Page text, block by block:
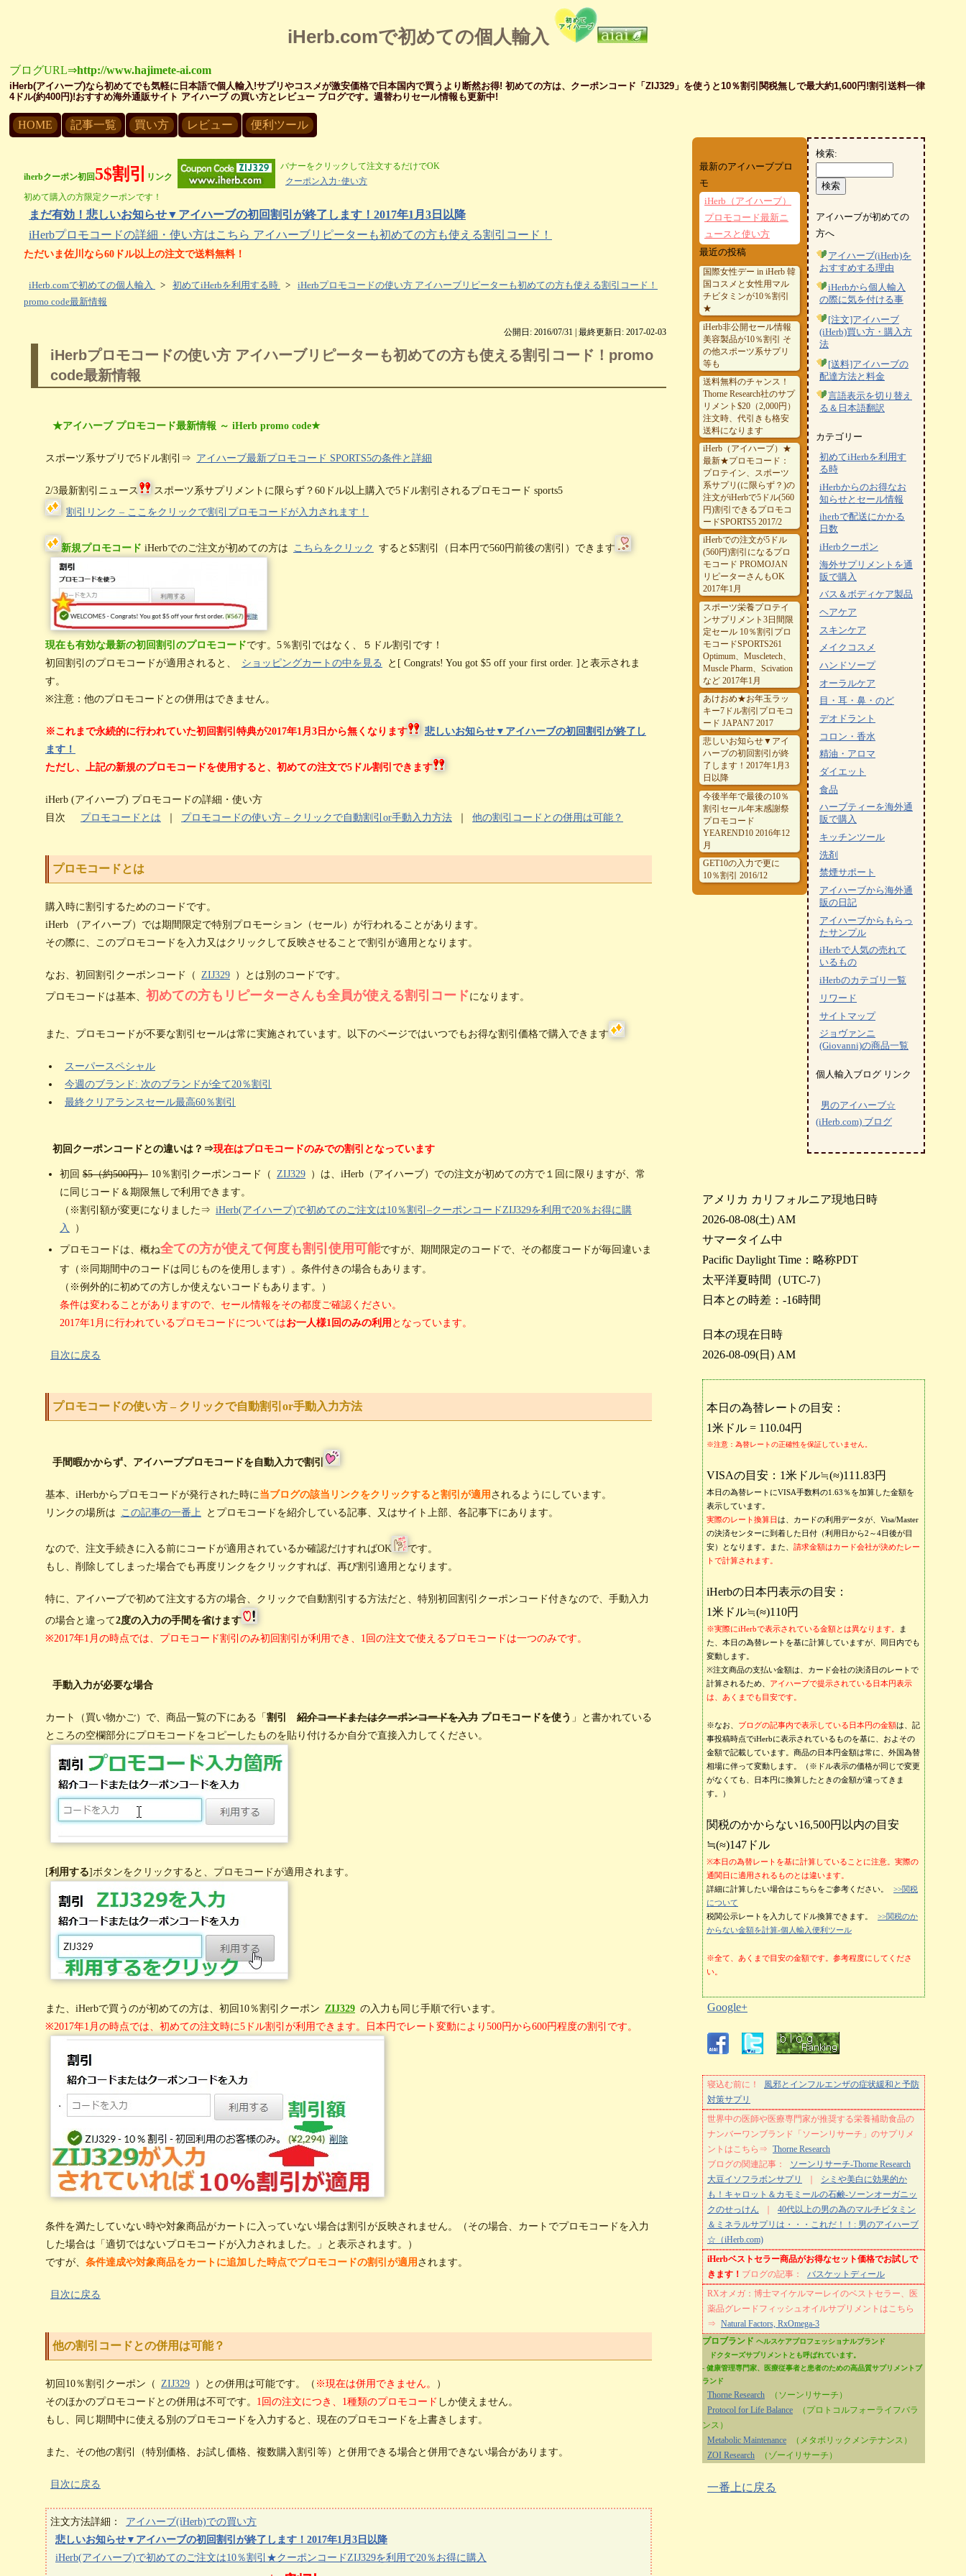
iHerb.comで初めての個人輸入
ブログURL⇒http://www.hajimete-ai.com
iHerb(アイハーブ)なら初めてでも気軽に日本語で個人輸入!サプリやコスメが激安価格で日本国内で買うより断然お得! 初めての方は、クーポンコード「ZIJ329」を使うと10％割引関税無しで最大約1,600円!割引送料一律
4ドル(約400円)!おすすめ海外通販サイト アイハーブ の買い方とレビュー ブログです。週替わりセール情報も更新中!
HOME 記事一覧 買い方 レビュー 便利ツール
iherbクーポン初回 5$割引
リンク
初めて購入の方限定クーポンです！
バナーをクリックして注文するだけでOK
クーポン入力･使い方
まだ有効！悲しいお知らせ▼アイハーブの初回割引が終了します！2017年1月3日以降
iHerbプロモコードの詳細・使い方はこちら アイハーブリピーターも初めての方も使える割引コード！
ただいま佐川なら60ドル以上の注文で送料無料！
iHerb.comで初めての個人輸入 > 初めてiHerbを利用する時 >
iHerbプロモコードの使い方 アイハーブリピーターも初めての方も使える割引コード！
promo code最新情報
公開日: 2016/07/31 | 最終更新日: 2017-02-03
iHerbプロモコードの使い方 アイハーブリピーターも初めての方も使える割引コード！promo
code最新情報
★アイハーブ プロモコード最新情報 ～ iHerb promo code★
スポーツ系サプリで5ドル割引⇒ アイハーブ最新プロモコード SPORTS5の条件と詳細
2/3最新割引ニュース
スポーツ系サプリメントに限らず？60ドル以上購入で5ドル割引されるプロモコード sports5
割引リンク – ここをクリックで割引プロモコードが入力されます！
新規プロモコード iHerbでのご注文が初めての方は こちらをクリック すると$5割引（日本円で560円前後の割引）できます
現在も有効な最新の初回割引のプロモコードです。5％割引ではなく、５ドル割引です！
初回割引のプロモコードが適用されると、
ショッピングカートの中を見る
と[ Congrats! You got $5 off your first order. ]と表示されま
す。
※注意：他のプロモコードとの併用はできません。
※これまで永続的に行われていた初回割引特典が2017年1月3日から無くなります
悲しいお知らせ▼アイハーブの初回割引が終了し
ます！
ただし、上記の新規のプロモコードを使用すると、初めての注文で5ドル割引できます
iHerb (アイハーブ) プロモコードの詳細・使い方
目次
プロモコードとは プロモコードの使い方 – クリックで自動割引or手動入力方法 他の割引コードとの併用は可能？
プロモコードとは
購入時に割引するためのコードです。
iHerb （アイハーブ）では期間限定で特別プロモーション（セール）が行われることがあります。
その際に、このプロモコードを入力又はクリックして反映させることで割引が適用となります。
なお、初回割引クーポンコード（ ZIJ329 ）とは別のコードです。
プロモコードは基本、 初めての方もリピーターさんも全員が使える割引コードになります。
また、プロモコードが不要な割引セールは常に実施されています。以下のページではいつでもお得な割引価格で購入できます
スーパースペシャル
今週のブランド: 次のブランドが全て20％割引
最終クリアランスセール最高60％割引
初回クーポンコードとの違いは？⇒現在はプロモコードのみでの割引となっています
初回 $5（約500円） 10％割引クーポンコード（ ZIJ329 ）は、iHerb（アイハーブ）での注文が初めての方で１回に限りますが、常
に同じコード＆期限無しで利用できます。
（※割引額が変更になりました⇒ iHerb(アイハーブ)で初めてのご注文は10％割引–クーポンコードZIJ329を利用で20％お得に購
入
）
プロモコードは、概ね全ての方が使えて何度も割引使用可能ですが、期間限定のコードで、その都度コードが毎回違いま
す（※同期間中のコードは同じものを使用します）。条件付きの場合もあります。
（※例外的に初めての方しか使えないコードもあります。）
条件は変わることがありますので、セール情報をその都度ご確認ください。
2017年1月に行われているプロモコードについてはお一人様1回のみの利用 となっています。
目次に戻る
プロモコードの使い方 – クリックで自動割引or手動入力方法
手間暇かからず、アイハーブプロモコードを自動入力で割引
基本、iHerbからプロモコードが発行された時に当ブログの該当リンクをクリックすると割引が適用 されるようにしています。
リンクの場所は この記事の一番上 とプロモコードを紹介している記事、又はサイト上部、各記事下にあります。
なので、注文手続きに入る前にコードが適用されているか確認だけすればOK
です。
もし、削除してしまった場合でも再度リンクをクリックすれば、再び割引適用となります。
特に、アイハーブで初めて注文する方の場合、クリックで自動割引する方法だと、特別初回割引クーポンコード付きなので、手動入力
の場合と違って2度の入力の手間を省けます
※2017年1月の時点では、プロモコード割引のみ初回割引が利用でき、1回の注文で使えるプロモコードは一つのみです。
手動入力が必要な場合
カート（買い物かご）で、商品一覧の下にある「 割引 紹介コードまたはクーポンコードを入力 プロモコードを使う 」と書かれている
ところの空欄部分にプロモコードをコピーしたものを貼り付けるか自分で直接入力してください。
[利用する]ボタンをクリックすると、プロモコードが適用されます。
また、iHerbで買うのが初めての方は、初回10％割引クーポン ZIJ329 の入力も同じ手順で行います。
※2017年1月の時点では、初めての注文時に5ドル割引が利用できます。日本円でレート変動により500円から600円程度の割引です。
条件を満たしていない時や対象商品がカートに入っていない場合は割引が反映されません。（その場合、カートでプロモコードを入力
した場合は「適切ではないプロモコードが入力されました。」と表示されます。）
ですが、 条件達成や対象商品をカートに追加した時点でプロモコードの割引が適用 されます。
目次に戻る
他の割引コードとの併用は可能？
初回10％割引クーポン（ ZIJ329 ）との併用は可能です。（ ※現在は併用できません。
）
そのほかのプロモコードとの併用は不可です。 1回の注文につき、1種類のプロモコード しか使えません。
もし、同じ期間中に使える別のプロモコードを入力すると、現在のプロモコードを上書きします。
また、その他の割引（特別価格、お試し価格、複数購入割引等）と併用できる場合と併用できない場合があります。
目次に戻る
注文方法詳細：
アイハーブ(iHerb)での買い方
悲しいお知らせ▼アイハーブの初回割引が終了します！2017年1月3日以降
iHerb(アイハーブ)で初めてのご注文は10％割引★クーポンコードZIJ329を利用で20％お得に購入
検索:
アイハーブが初めての
方へ
アイハーブ(iHerb)を
おすすめする理由
iHerbから個人輸入
の際に気を付ける事
[注文]アイハーブ
(iHerb)買い方・購入方
法
[送料]アイハーブの
配達方法と料金
言語表示を切り替え
る＆日本語翻訳
カテゴリー
初めてiHerbを利用す
る時
iHerbからのお得なお
知らせとセール情報
iherbで配送にかかる
日数
iHerbクーポン
海外サプリメントを通
販で購入
バス＆ボディケア製品
ヘアケア
スキンケア
メイクコスメ
ハンドソープ
オーラルケア
目・耳・鼻・のど
デオドラント
コロン・香水
精油・アロマ
ダイエット
食品
ハーブティーを海外通
販で購入
キッチンツール
洗剤
禁煙サポート
アイハーブから海外通
販の日記
アイハーブからもらっ
たサンプル
iHerbで人気の売れて
いるもの
iHerbのカテゴリ一覧
リワード
サイトマップ
ジョヴァンニ
(Giovanni)の商品一覧
個人輸入ブログ リンク
男のアイハーブ☆
(iHerb.com) ブログ
最新のアイハーブプロ
モ
iHerb（アイハーブ）
プロモコード最新ニ
ュースと使い方
最近の投稿
国際女性デー in iHerb 韓
国コスメと女性用マル
チビタミンが10％割引
★
iHerb非公開セール情報
美容製品が10％割引 そ
の他スポーツ系サプリ
等も
送料無料のチャンス！
Thorne Research社のサプ
リメント$20（2,000円）
注文時、代引きも格安
送料になります
iHerb（アイハーブ）★
最新★プロモコード：
プロテイン、スポーツ
系サプリ(に限らず？)の
注文がiHerbで5ドル(560
円)割引できるプロモコ
ードSPORTS5 2017/2
iHerbでの注文が5ドル
(560円)割引になるプロ
モコード PROMOJAN
リピーターさんもOK
2017年1月
スポーツ栄養プロテイ
ンサプリメント3日間限
定セール 10％割引プロ
モコードSPORTS261
Optimum、Muscletech、
Muscle Pharm、Scivation
など 2017年1月
あけおめ★お年玉ラッ
キー7ドル割引プロモコ
ード JAPAN7 2017
悲しいお知らせ▼アイ
ハーブの初回割引が終
了します！2017年1月3
日以降
今後半年で最後の10％
割引セール年末感謝祭
プロモコード
YEAREND10 2016年12
月
GET10の入力で更に
10％割引 2016/12
アメリカ カリフォルニア現地日時
2026-08-08(土) AM
サマータイム中
Pacific Daylight Time：略称PDT
太平洋夏時間（UTC-7）
日本との時差：-16時間
日本の現在日時
2026-08-09(日) AM
本日の為替レートの目安：
1米ドル = 110.04円
※注意：為替レートの正確性を保証していません。
VISAの目安：1米ドル≒(≈)111.83円
本日の為替レートにVISA手数料の1.63％を加算した金額を
表示しています。
実際のレート換算日は、カードの利用データが、Visa/Master
の決済センターに到着した日付（利用日から2～4日後が目
安）となります。また、 請求金額はカード会社が決めたレー
トで計算されます。
iHerbの日本円表示の目安：
1米ドル≒(≈)110円
※実際にiHerbで表示されている金額とは異なります。
ま
た、本日の為替レートを基に計算していますが、同日内でも
変動します。
※注文商品の支払い金額は、カード会社の決済日のレートで
計算されるため、 アイハーブで提示されている日本円表示
は、あくまでも目安です。
※なお、 ブログの記事内で表示している日本円の金額は、記
事投稿時点でiHerbに表示されているものを基に、およその
金額で記載しています。商品の日本円金額は常に、外国為替
相場に伴って変動します。（※ドル表示の価格が同じで変更
がなくても、日本円に換算したときの金額が違ってきま
す。）
関税のかからない16,500円以内の目安
≒(≈)147ドル
※本日の為替レートを基に計算していることに注意。実際の
通関日に適用されるものとは違います。
詳細に計算したい場合はこちらをご参考ください。
>>関税
について
税関公示レートを入力してドル換算できます。
>>関税のか
からない金額を計算-個人輸入便利ツール
※全て、あくまで目安の金額です。参考程度にしてくださ
い。
Google+
寝込む前に！
風邪とインフルエンザの症状緩和と予防
対策サプリ
世界中の医師や医療専門家が推奨する栄養補助食品の
ナンバーワンブランド「ソーンリサーチ」のサプリメ
ントはこちら⇒ Thorne Research
ブログの関連記事：
ソーンリサーチ-Thorne Research
大豆イソフラボンサプリ
シミや美白に効果的か
も！キャロット＆カモミールの石鹸-ソーンオーガニッ
クのせっけん
40代以上の男の為のマルチビタミン
＆ミネラルサプリは・・・これだ！！: 男のアイハーブ
☆（iHerb.com)
iHerbベストセラー商品がお得なセット価格でお試しで
きます！ ブログの記事：
バスケットディール
RXオメガ：博士マイケルマーレイのベストセラー、医
薬品グレードフィッシュオイルサプリメントはこちら
⇒ Natural Factors, RxOmega-3
プロブランド ヘルスケアプロフェッショナルブランド
ドクターズサプリメントとも呼ばれています。
- 健康管理専門家、医療従事者と患者のための高品質サプリメントブ
ランド
Thorne Research
（ソーンリサーチ）
Protocol for Life Balance
（プロトコルフォーライフバラ
ンス）
Metabolic Maintenance
（メタボリックメンテナンス）
ZOI Research
（ゾーイリサーチ）
一番上に戻る